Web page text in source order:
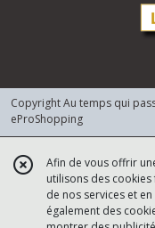
Copyright Au temps qui
eProShopping
Afin de vous offrir
utilisons des
de nos services et
également des